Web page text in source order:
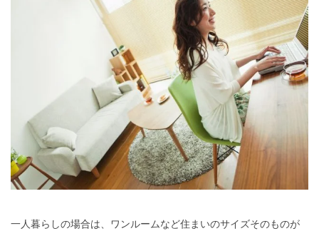
一人暮らしの場合は、ワンルームなど住まいのサイズそのものが